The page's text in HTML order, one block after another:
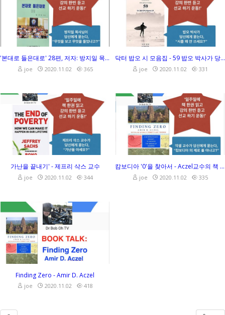
joe 2020.11.02 365
'본대로 들은대로' 28편, 저자: 방지일 목사님
joe 2020.11.02 365
joe 2020.11.02 331
닥터 밥오 시 모음집 - 59 밥오 박사가 당신에게 묻는다, “시를 왜 안 쓰세요?”
joe 2020.11.02 331
가난을 끝내기' - 제프리 삭스 교수
joe 2020.11.02 344
가난을 끝내기' - 제프리 삭스 교수
joe 2020.11.02 344
캄보디아 '0'을 찾아서 - Aczel교수의 책 'Finding Zero'의 설명과 강의
joe 2020.11.02 335
캄보디아 '0'을 찾아서 - Aczel교수의 책 'Finding Zero'의 설명과 강의
joe 2020.11.02 335
Finding Zero - Amir D. Aczel
joe 2020.11.02
Finding Zero - Amir D. Aczel
joe 2020.11.02 418